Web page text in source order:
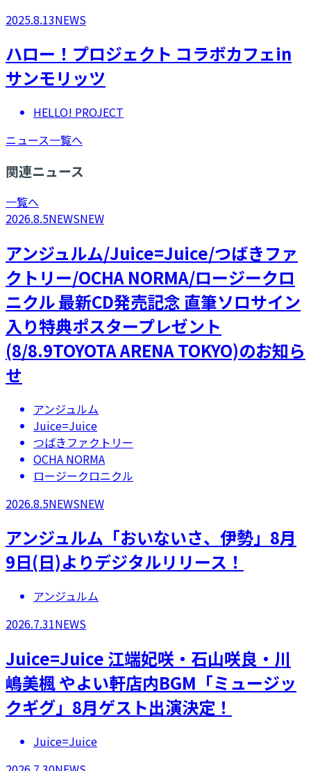
2025.8.13NEWS
ハロー！プロジェクト コラボカフェin
サンモリッツ
HELLO! PROJECT
ニュース一覧へ
関連ニュース
一覧へ
2026.8.5NEWSNEW
アンジュルム/Juice=Juice/つばきファ
クトリー/OCHA NORMA/ロージークロ
ニクル 最新CD発売記念 直筆ソロサイン
入り特典ポスタープレゼント
(8/8.9TOYOTA ARENA TOKYO)のお知ら
せ
アンジュルム
Juice=Juice
つばきファクトリー
OCHA NORMA
ロージークロニクル
2026.8.5NEWSNEW
アンジュルム「おいないさ、伊勢」8月
9日(日)よりデジタルリリース！
アンジュルム
2026.7.31NEWS
Juice=Juice 江端妃咲・石山咲良・川
嶋美楓 やよい軒店内BGM「ミュージッ
クギグ」8月ゲスト出演決定！
Juice=Juice